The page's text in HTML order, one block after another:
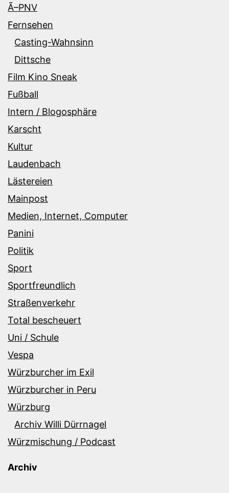
Ã–PNV
Fernsehen
Casting-Wahnsinn
Dittsche
Film Kino Sneak
Fußball
Intern / Blogosphäre
Karscht
Kultur
Laudenbach
Lästereien
Mainpost
Medien, Internet, Computer
Panini
Politik
Sport
Sportfreundlich
Straßenverkehr
Total bescheuert
Uni / Schule
Vespa
Würzburcher im Exil
Würzburcher in Peru
Würzburg
Archiv Willi Dürrnagel
Würzmischung / Podcast
Archiv